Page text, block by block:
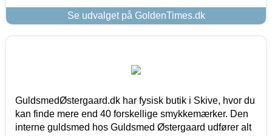
Se udvalget på GoldenTimes.dk
GuldsmedØstergaard.dk har fysisk butik i Skive, hvor du
kan finde mere end 40 forskellige smykkemærker. Den
interne guldsmed hos Guldsmed Østergaard udfører alt